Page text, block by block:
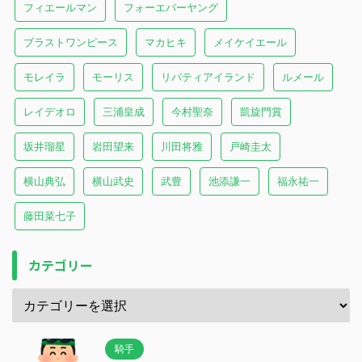
フィエールマン フォーエバーヤング
ブラストワンピース マカヒキ メイケイエール
モレイラ モーリス リバティアイランド ルメール
レイデオロ 三浦皇成 今村聖奈 凱旋門賞
坂井瑠星 岩田望来 川田将雅 戸崎圭太
横山典弘 横山武史 武豊 池添謙一 福永祐一
藤田菜七子
カテゴリー
騎手